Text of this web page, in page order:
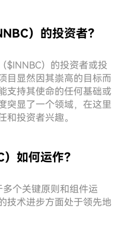
）的投资者？
$INNBC）的投资者或投
目显然因其崇高的目标而
支持其使命的任何基础或
突显了一个领域，在这里
和投资者兴趣。
如何运作？
个关键原则和组件运
技术进步方面处于领先地